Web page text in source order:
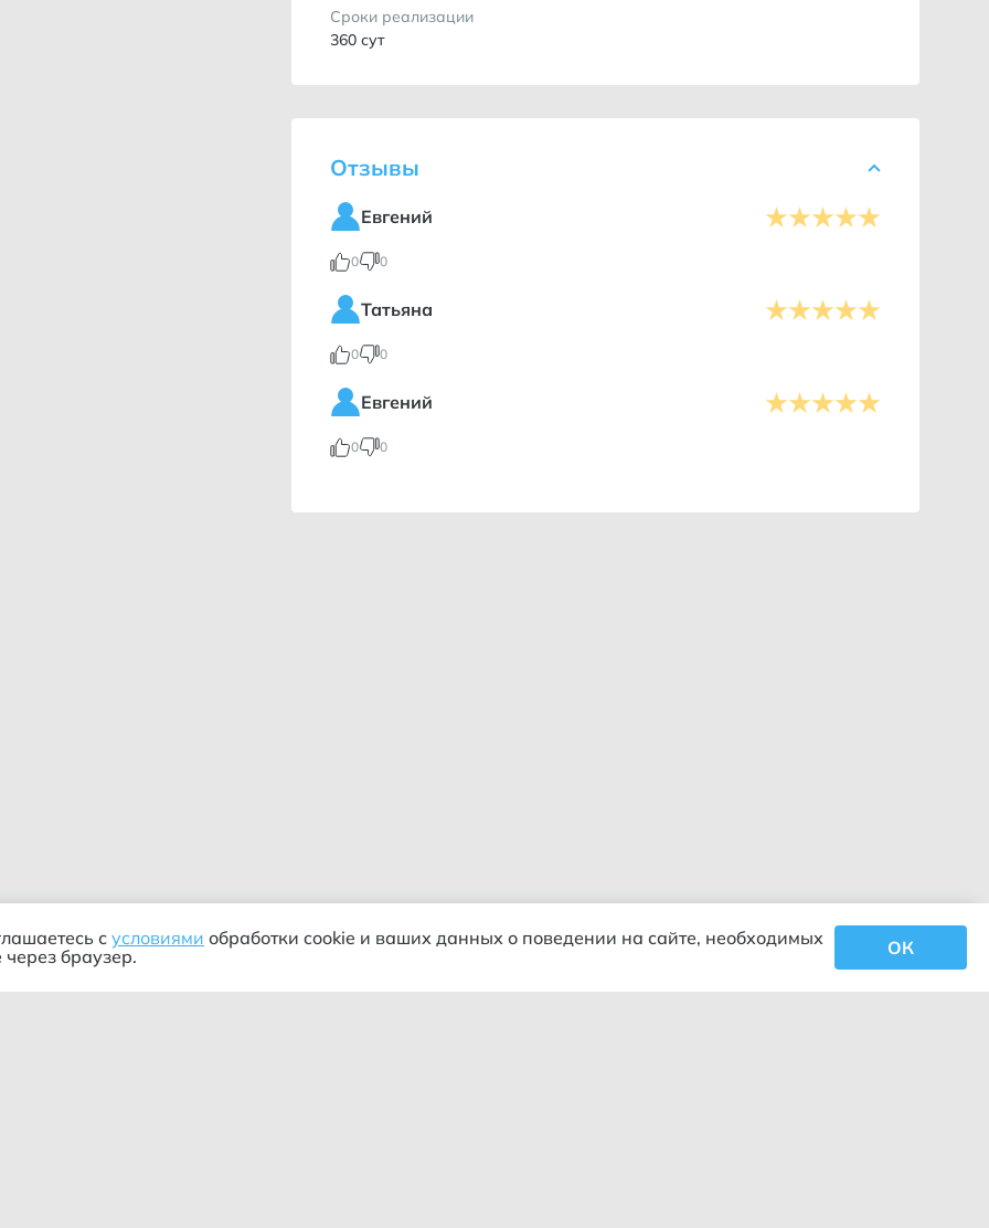
Сроки реализации
360 сут
Отзывы
Евгений
0 0
Татьяна
0 0
Евгений
0 0
с условиями обработки cookie и ваших данных о поведении на сайте, необходимых
браузер.
ОК